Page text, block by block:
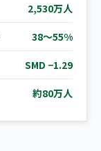
2,530万人
38〜55%
SMD −1.29
約80万人